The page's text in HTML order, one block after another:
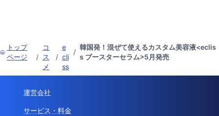
トップ
ページ
/
コ
ス
メ
/
e
cli
ss
/
韓国発！混ぜて使えるカスタム美容液<eclis
s ブースターセラム>5月発売
運営会社
サービス・料金